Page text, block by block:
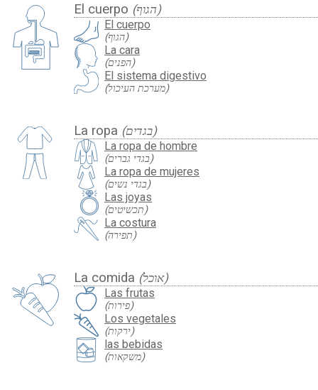
El cuerpo (הגוף)
El cuerpo
(הגוף)
La cara
(הפנים)
El sistema digestivo
(מערכת העיכול)
La ropa (בגדים)
La ropa de hombre
(בגדי גברים)
La ropa de mujeres
(בגדי נשים)
Las joyas
(תכשיטים)
La costura
(תפירה)
La comida (אוכל)
Las frutas
(פירות)
Los vegetales
(ירקות)
las bebidas
(משקאות)